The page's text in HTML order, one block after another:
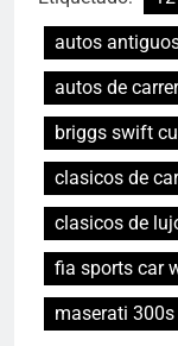
autos
autos de
briggs swift
clasicos de
clasicos de
fia sports car
maserati